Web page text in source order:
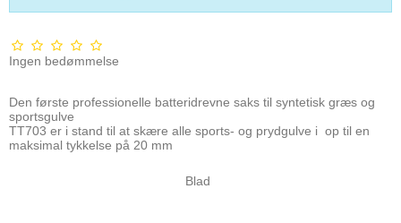
Ingen bedømmelse
Den første professionelle batteridrevne saks til syntetisk græs og
sportsgulve
TT703 er i stand til at skære alle sports- og prydgulve i op til en
maksimal tykkelse på 20 mm
Blad